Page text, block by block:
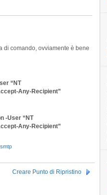
di comando, ovviamente è bene
“NT
Any-Recipient”
-User “NT
Any-Recipient”
Creare Punto di Ripristino